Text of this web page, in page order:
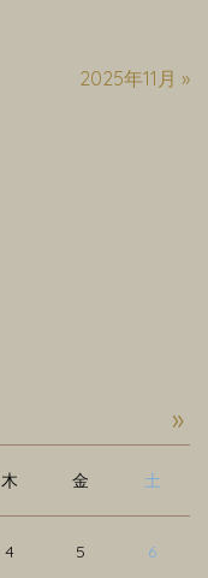
2025年11月 »
»
木 金 土
4 5 6